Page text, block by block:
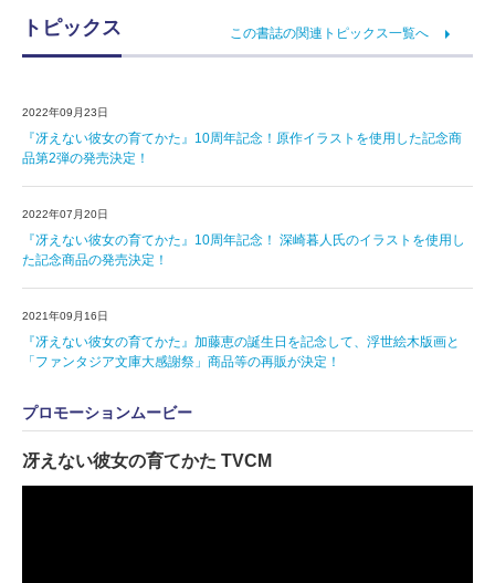
トピックス この書誌の関連トピックス一覧へ
2022年09月23日
『冴えない彼女の育てかた』10周年記念！原作イラストを使用した記念商
品第2弾の発売決定！
2022年07月20日
『冴えない彼女の育てかた』10周年記念！ 深崎暮人氏のイラストを使用し
た記念商品の発売決定！
2021年09月16日
『冴えない彼女の育てかた』加藤恵の誕生日を記念して、浮世絵木版画と
「ファンタジア文庫大感謝祭」商品等の再販が決定！
プロモーションムービー
冴えない彼女の育てかた TVCM